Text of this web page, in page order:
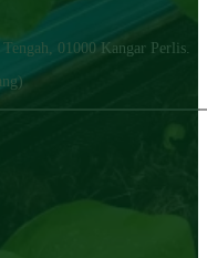
01000 Kangar Perlis.